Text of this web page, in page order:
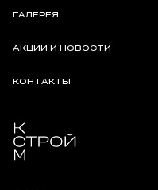
ГАЛЕРЕЯ
АКЦИИ И НОВОСТИ
КОНТАКТЫ